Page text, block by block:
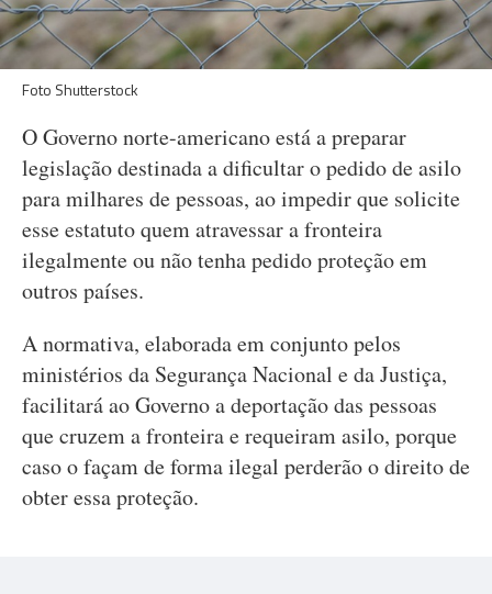
Foto Shutterstock
O Governo norte-americano está a preparar
legislação destinada a dificultar o pedido de asilo
para milhares de pessoas, ao impedir que solicite
esse estatuto quem atravessar a fronteira
ilegalmente ou não tenha pedido proteção em
outros países.
A normativa, elaborada em conjunto pelos
ministérios da Segurança Nacional e da Justiça,
facilitará ao Governo a deportação das pessoas
que cruzem a fronteira e requeiram asilo, porque
caso o façam de forma ilegal perderão o direito de
obter essa proteção.